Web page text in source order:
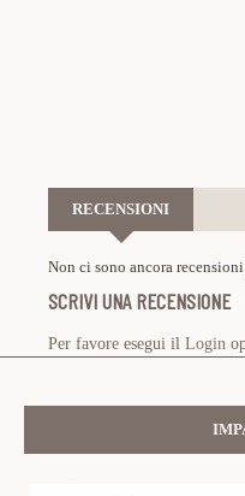
RECENSIONI
Non ci sono ancora
SCRIVI UNA RECENSIONE
Per favore esegui il Login